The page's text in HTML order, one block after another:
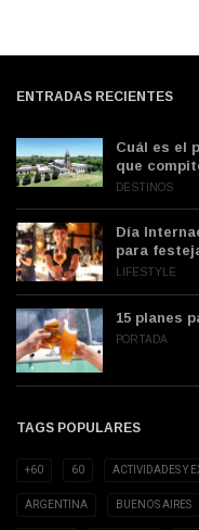
ENTRADAS RECIENTES
Cuál es el
que
DESTINOS
Día
para
LIFESTYLE
15 planes
PORTADA
TAGS POPULARES
+60 60 ACTIVIDADES Y
ARGENTINA BUENOS AIRES